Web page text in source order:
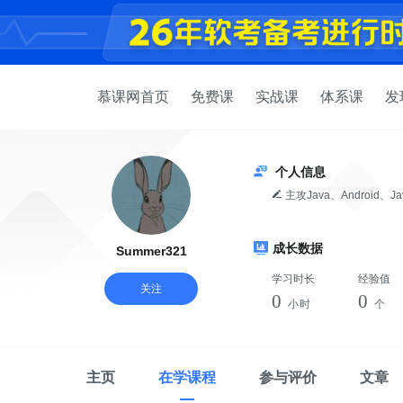
慕课网首页 免费课 实战课 体系课 发
Summer321
关注
个人信息
主攻Java、Android、
成长数据
学习时长
0 小时
经验值
0 个
主页 在学课程 参与评价 文章